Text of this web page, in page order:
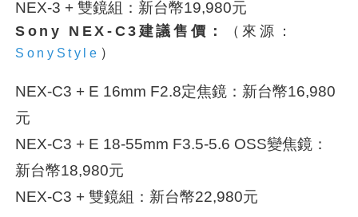
NEX-3 + 雙鏡組：新台幣19,980元
Sony NEX-C3建議售價： （來源：
SonyStyle ）
NEX-C3 + E 16mm F2.8定焦鏡：新台幣16,980
元
NEX-C3 + E 18-55mm F3.5-5.6 OSS變焦鏡：
新台幣18,980元
NEX-C3 + 雙鏡組：新台幣22,980元